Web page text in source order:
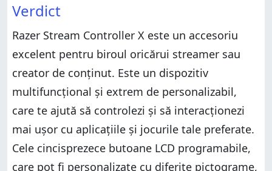
Verdict
Razer Stream Controller X este un accesoriu
excelent pentru biroul oricărui streamer sau
creator de conținut. Este un dispozitiv
multifuncțional și extrem de personalizabil,
care te ajută să controlezi și să interacționezi
mai ușor cu aplicațiile și jocurile tale preferate.
Cele cincisprezece butoane LCD programabile,
care pot fi personalizate cu diferite pictograme,